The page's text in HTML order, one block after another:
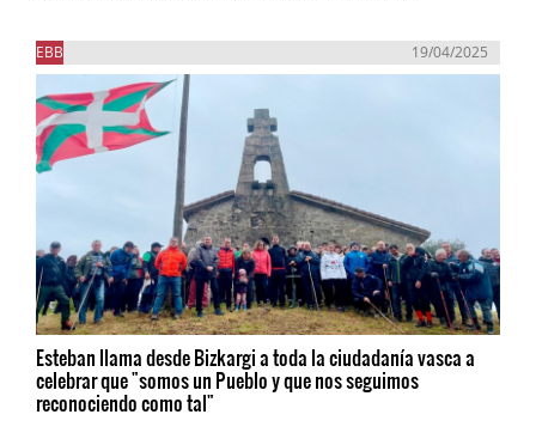
EBB 19/04/2025
Esteban llama desde Bizkargi a toda la ciudadanía vasca a
celebrar que "somos un Pueblo y que nos seguimos
reconociendo como tal"